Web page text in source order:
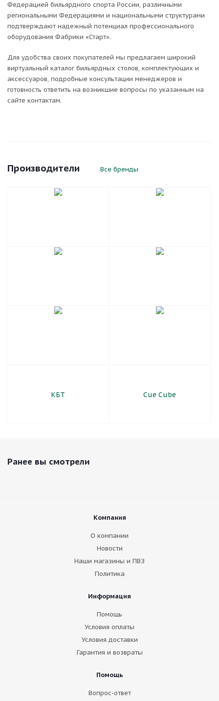
Федерацией бильярдного спорта России, различными
региональными Федерациями и национальными структурами
подтверждают надежный потенциал профессионального
оборудования Фабрики «Старт».
Для удобства своих покупателей мы предлагаем широкий
виртуальный каталог бильярдных столов, комплектующих и
аксессуаров, подробные консультации менеджеров и
готовность ответить на возникшие вопросы по указанным на
сайте контактам.
Производители Все бренды
КБТ Cue Cube
Ранее вы смотрели
Компания
О компании
Новости
Наши магазины и ПВЗ
Политика
Информация
Помощь
Условия оплаты
Условия доставки
Гарантия и возвраты
Помощь
Вопрос-ответ